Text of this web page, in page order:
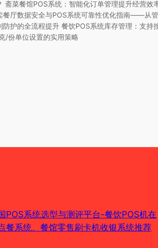
斋菜餐馆POS系统：智能化订单管理提升经营效
餐厅数据安全与POS系统可靠性优化指南——从管
防护的全流程提升 餐饮POS系统库存管理：支持
/份单位设置的实用策略
POS系统选型与测评平台-餐饮POS机在
餐系统、餐馆零售刷卡机收银系统推荐